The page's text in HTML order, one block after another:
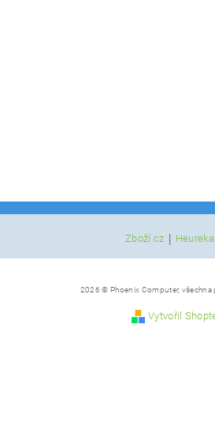
Zboží.cz |
2026 © Phoenix Computer, všechna
Vytvořil